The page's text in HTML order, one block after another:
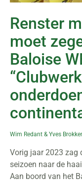
Renster
moet
Baloise
Wim Redant &Yves
Vorig jaar 2023 zag
seizoen naar de
Aan boord van het